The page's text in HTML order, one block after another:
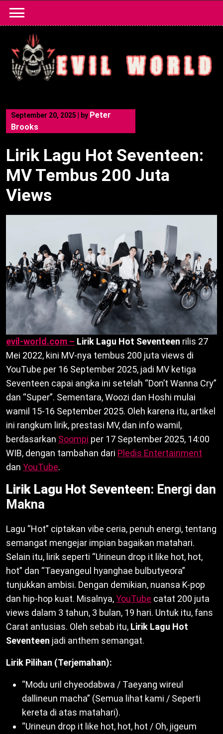
content
September 20, 2025 by Peter
Brooks
Lirik Lagu Hot Seventeen:
MV Tembus 200 Juta
Views
evil-world.com – Lirik Lagu Hot Seventeen rilis 27
Mei 2022, kini MV-nya tembus 200 juta views di
YouTube per 16 September 2025, jadi MV ketiga
Seventeen capai angka ini setelah “Don’t Wanna Cry”
dan “Super”. Sementara, Woozi dan Hoshi mulai
wamil 15-16 September 2025. Oleh karena itu, artikel
ini rangkum lirik, prestasi MV, dan info wamil,
berdasarkan Soompi per 17 September 2025, 14:00
WIB, dengan tambahan dari Pledis Entertainment
dan YouTube.
Lirik Lagu Hot Seventeen: Energi dan
Makna
Lagu “Hot” ciptakan vibe ceria, penuh energi, tentang
semangat mengejar impian bagaikan matahari.
Selain itu, lirik seperti “Urineun drop it like hot, hot,
hot” dan “Taeyangeul hyanghae bulbutyeora”
tunjukkan ambisi. Dengan demikian, nuansa K-pop
dan hip-hop kuat. Misalnya,YouTube catat 200 juta
views dalam 3 tahun, 3 bulan, 19 hari. Untuk itu, fans
Carat antusias. Oleh sebab itu, Lirik Lagu Hot
Seventeen jadi anthem semangat.
Lirik Pilihan (Terjemahan):
“Modu uril chyeodabwa / Taeyang wireul
dallineun macha” (Semua lihat kami / Seperti
kereta di atas matahari).
“Urineun drop it like hot, hot, hot / Oh, jigeum